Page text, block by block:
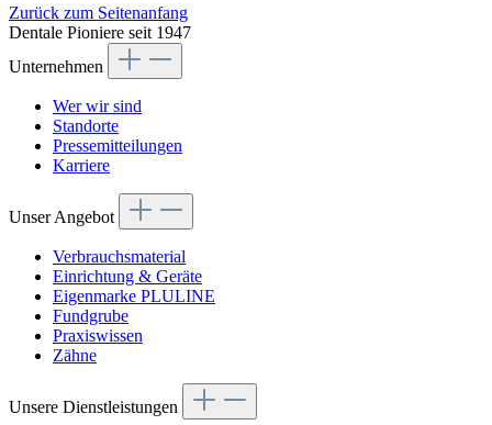
Zurück zum Seitenanfang
Dentale Pioniere seit 1947
Unternehmen
Wer wir sind
Standorte
Pressemitteilungen
Karriere
Unser Angebot
Verbrauchsmaterial
Einrichtung & Geräte
Eigenmarke PLULINE
Fundgrube
Praxiswissen
Zähne
Unsere Dienstleistungen